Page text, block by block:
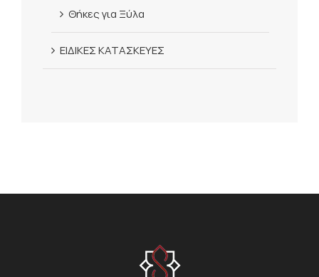
Θήκες για Ξύλα
ΕΙΔΙΚΕΣ ΚΑΤΑΣΚΕΥΕΣ